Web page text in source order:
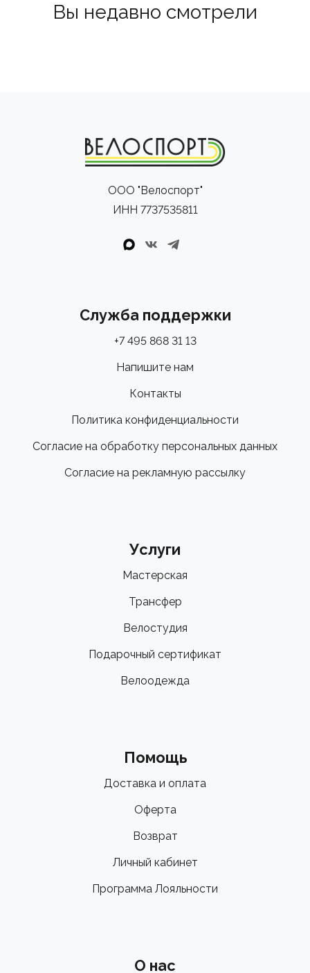
Вы недавно смотрели
ООО "Велоспорт"
ИНН 7737535811
Служба поддержки
+7 495 868 31 13
Напишите нам
Контакты
Политика конфиденциальности
Согласие на обработку персональных данных
Согласие на рекламную рассылку
Услуги
Мастерская
Трансфер
Велостудия
Подарочный сертификат
Велоодежда
Помощь
Доставка и оплата
Оферта
Возврат
Личный кабинет
Программа Лояльности
О нас